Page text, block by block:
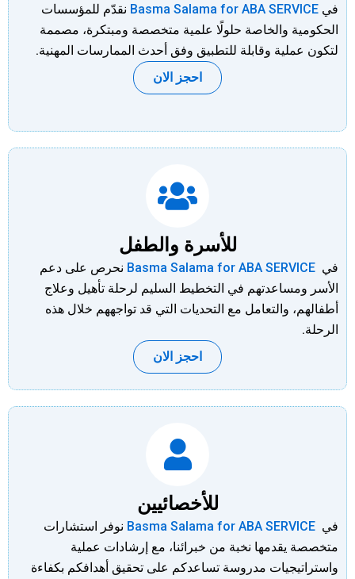
في
نقدّم للمؤسسات
الحكومية والخاصة حلولًا علمية متخصصة ومبتكرة، مصممة
لتكون عملية وقابلة للتطبيق وفق أحدث الممارسات المهنية.
احجز الان
للأسرة والطفل
في
نحرص على دعم
الأسر ومساعدتهم في التخطيط السليم لرحلة تأهيل وعلاج
أطفالهم، والتعامل مع التحديات التي قد تواجههم خلال هذه
الرحلة.
احجز الان
للأخصائيين
في
نوفر استشارات
متخصصة يقدمها نخبة من خبرائنا، مع إرشادات عملية
واستراتيجيات مدروسة تساعدكم على تحقيق أهدافكم بكفاءة